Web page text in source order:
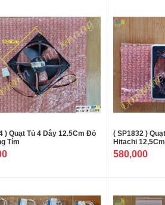
) Quạt Tủ 4 Dây 12.5Cm Đỏ
Tím
( SP1832 )
Hitachi
580,000